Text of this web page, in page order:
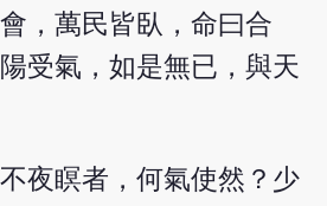
，萬民皆臥，命曰合
受氣，如是無已，與天
夜瞑者，何氣使然？少